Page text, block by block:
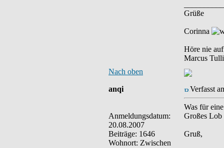
Grüße
Corinna
Höre nie
Marcus
Nach oben
anqi
Anmeldungsdatum:
20.08.2007
Beiträge: 1646
Wohnort: Zwischen
Verfasst
Was für
Großes Lob
Gruß,